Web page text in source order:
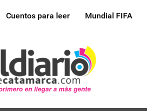
Cuentos para leer Mundial FIFA